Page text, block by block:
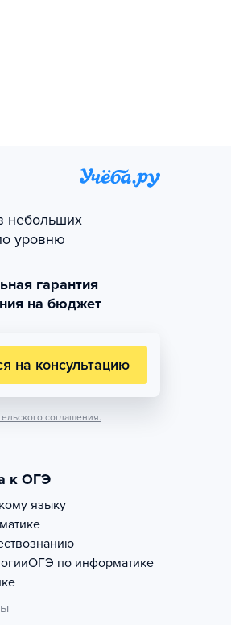
небольших
уровню
гарантия
на бюджет
на консультацию
соглашения.
к ОГЭ
языку
ОГЭ по информатике